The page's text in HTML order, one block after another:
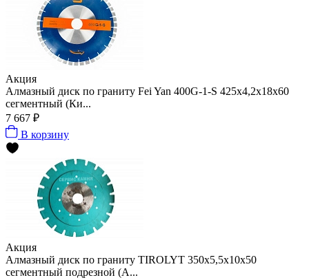
Акция
Алмазный диск по граниту Fei Yan 400G-1-S 425x4,2x18x60
сегментный (Ки...
7 667 ₽
В корзину
Акция
Алмазный диск по граниту TIROLYT 350x5,5x10x50
сегментный подрезной (А...